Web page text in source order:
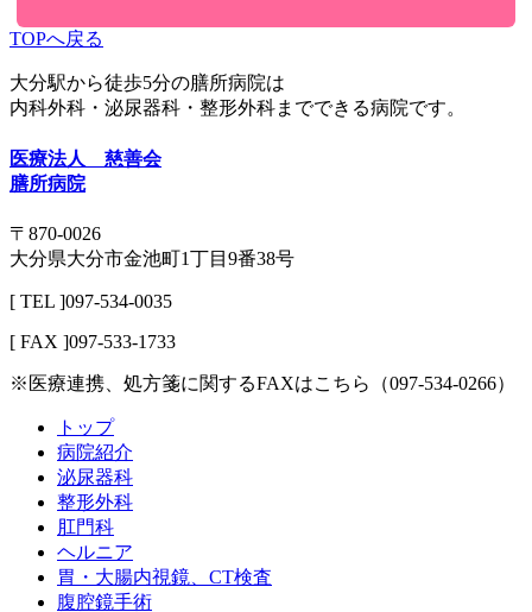
TOPへ戻る
大分駅から徒歩5分の膳所病院は
内科外科・泌尿器科・整形外科までできる病院です。
医療法人 慈善会
膳所病院
〒870-0026
大分県大分市金池町1丁目9番38号
[ TEL ]097-534-0035
[ FAX ]097-533-1733
※医療連携、処方箋に関するFAXはこちら（097-534-0266）
トップ
病院紹介
泌尿器科
整形外科
肛門科
ヘルニア
胃・大腸内視鏡、CT検査
腹腔鏡手術